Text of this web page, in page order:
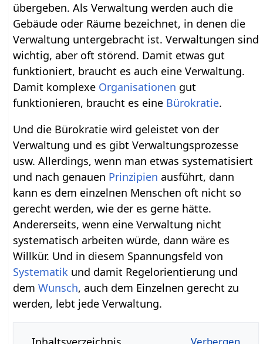
übergeben. Als Verwaltung werden auch die
Gebäude oder Räume bezeichnet, in denen die
Verwaltung untergebracht ist. Verwaltungen sind
wichtig, aber oft störend. Damit etwas gut
funktioniert, braucht es auch eine Verwaltung.
Damit komplexe Organisationen gut
funktionieren, braucht es eine Bürokratie.
Und die Bürokratie wird geleistet von der
Verwaltung und es gibt Verwaltungsprozesse
usw. Allerdings, wenn man etwas systematisiert
und nach genauen Prinzipien ausführt, dann
kann es dem einzelnen Menschen oft nicht so
gerecht werden, wie der es gerne hätte.
Andererseits, wenn eine Verwaltung nicht
systematisch arbeiten würde, dann wäre es
Willkür. Und in diesem Spannungsfeld von
Systematik und damit Regelorientierung und
demWunsch, auch dem Einzelnen gerecht zu
werden, lebt jede Verwaltung.